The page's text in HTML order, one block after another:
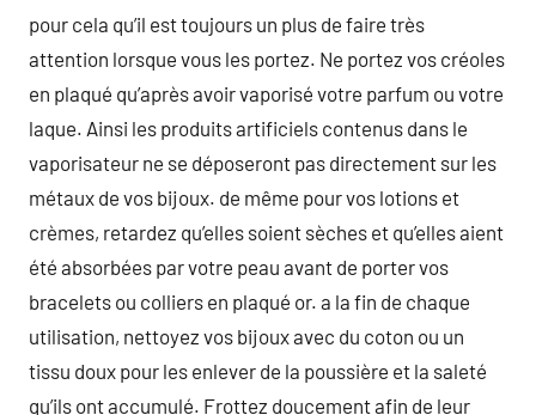
pour cela qu’il est toujours un plus de faire très
attention lorsque vous les portez. Ne portez vos créoles
en plaqué qu’après avoir vaporisé votre parfum ou votre
laque. Ainsi les produits artificiels contenus dans le
vaporisateur ne se déposeront pas directement sur les
métaux de vos bijoux. de même pour vos lotions et
crèmes, retardez qu’elles soient sèches et qu’elles aient
été absorbées par votre peau avant de porter vos
bracelets ou colliers en plaqué or. a la fin de chaque
utilisation, nettoyez vos bijoux avec du coton ou un
tissu doux pour les enlever de la poussière et la saleté
qu’ils ont accumulé. Frottez doucement afin de leur